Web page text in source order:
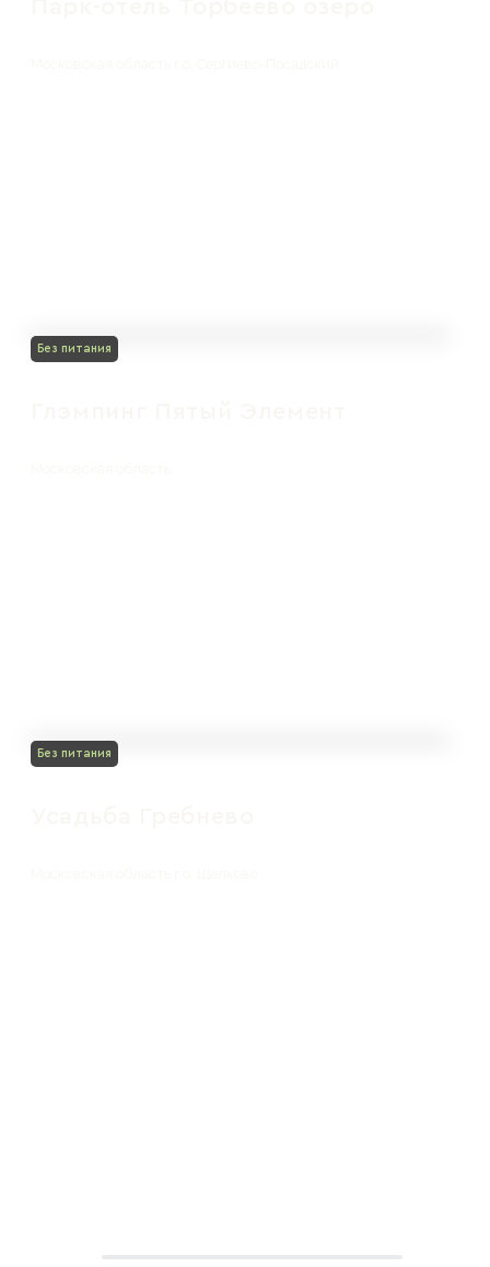
Без питания
Без питания